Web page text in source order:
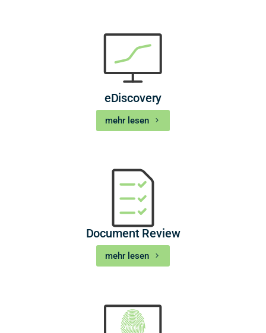
eDiscovery
mehr lesen
Document Review
mehr lesen